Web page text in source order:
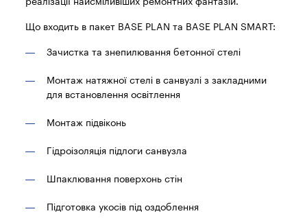
реалізації найсміливіших ремонтних фантазій.
Що входить в пакет BASE PLAN та BASE PLAN SMART:
Зачистка та знепилювання бетонної стелі
Монтаж натяжної стелі в санвузлі з закладними
для встановлення освітлення
Монтаж підвіконь
Гідроізоляція підлоги санвузла
Шпаклювання поверхонь стін
Підготовка укосів під оздоблення